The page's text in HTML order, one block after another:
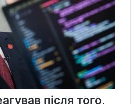
після того,